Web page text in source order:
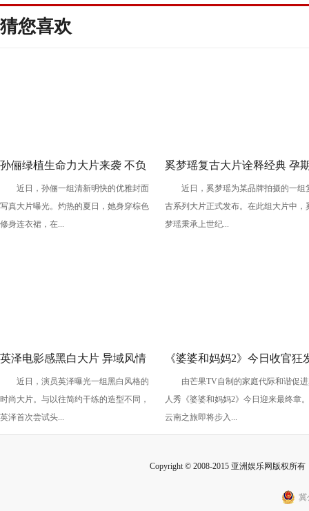
猜您喜欢
孙俪绿植生命力大片来袭 不负
理想自在如风
近日，孙俪一组清新明快的优雅封面
写真大片曝光。灼热的夏日，她身穿棕色
修身连衣裙，在...
奚梦瑶复古大片诠释经典 孕
工作获网友点赞
近日，奚梦瑶为某品牌拍摄的一组
古系列大片正式发布。在此组大片中，
梦瑶秉承上世纪...
英泽电影感黑白大片 异域风情
十足极具颠覆感
近日，演员英泽曝光一组黑白风格的
时尚大片。与以往简约干练的造型不同，
英泽首次尝试头...
《婆婆和妈妈2》今日收官狂
糖 程莉莎郭晓东“碰鼻杀”大片
甜蜜爆表
由芒果TV自制的家庭代际和谐促
人秀《婆婆和妈妈2》今日迎来最终章。
云南之旅即将步入...
Copyright © 2008-2015 亚洲娱乐网版权所
冀